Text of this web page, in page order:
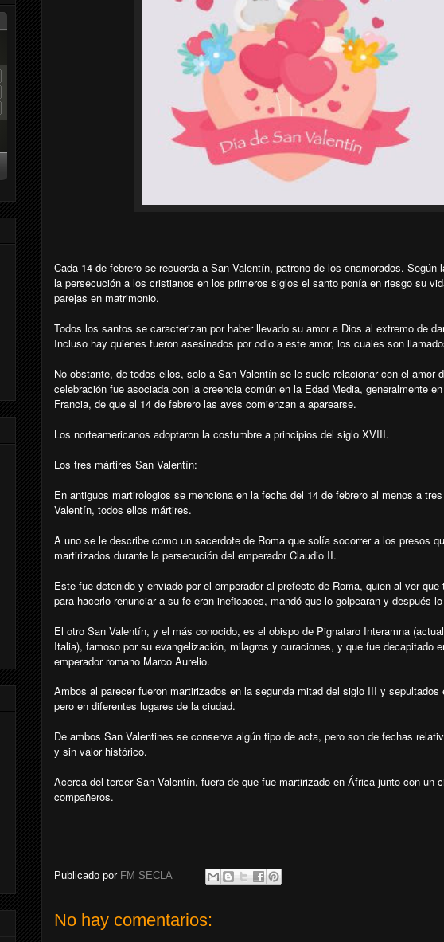
Cada 14 de febrero se recuerda a San Valentín, patrono de los enamorados. Según
la persecución a los cristianos en los primeros siglos el santo ponía en riesgo su
parejas en matrimonio.
Todos los santos se caracterizan por haber llevado su amor a Dios al extremo de
Incluso hay quienes fueron asesinados por odio a este amor, los cuales son
No obstante, de todos ellos, solo a San Valentín se le suele relacionar con el amor
celebración fue asociada con la creencia común en la Edad Media, generalmente
Francia, de que el 14 de febrero las aves comienzan a aparearse.
Los norteamericanos adoptaron la costumbre a principios del siglo XVIII.
Los tres mártires San Valentín:
En antiguos martirologios se menciona en la fecha del 14 de febrero al menos a
Valentín, todos ellos mártires.
A uno se le describe como un sacerdote de Roma que solía socorrer a los presos
martirizados durante la persecución del emperador Claudio II.
Este fue detenido y enviado por el emperador al prefecto de Roma, quien al ver
para hacerlo renunciar a su fe eran ineficaces, mandó que lo golpearan y después
El otro San Valentín, y el más conocido, es el obispo de Pignataro Interamna
Italia), famoso por su evangelización, milagros y curaciones, y que fue decapitado
emperador romano Marco Aurelio.
Ambos al parecer fueron martirizados en la segunda mitad del siglo III y sepultados
pero en diferentes lugares de la ciudad.
De ambos San Valentines se conserva algún tipo de acta, pero son de fechas
y sin valor histórico.
Acerca del tercer San Valentín, fuera de que fue martirizado en África junto con un
compañeros.
Publicado por FM SECLA
No hay comentarios: